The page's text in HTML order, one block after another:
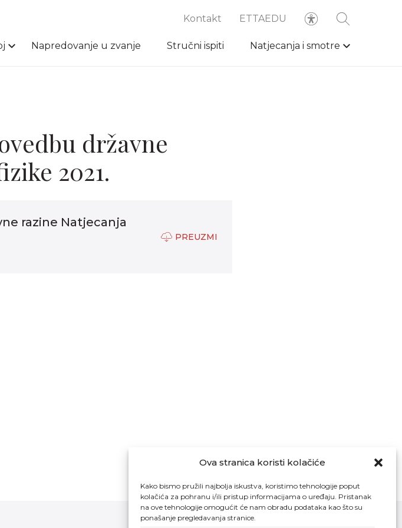
Ova stranica koristi kolačiće
Kako bismo pružili najbolja iskustva, koristimo tehnologije poput
kolačića za pohranu i/ili pristup informacijama o uređaju. Pristanak
na ove tehnologije omogućit će nam obradu podataka kao što su
ponašanje pregledavanja stranice.
Kontakt ETTAEDU
Napredovanje u zvanje Stručni ispiti Natjecanja i smotre
državne
2021.
razine Natjecanja
PREUZMI